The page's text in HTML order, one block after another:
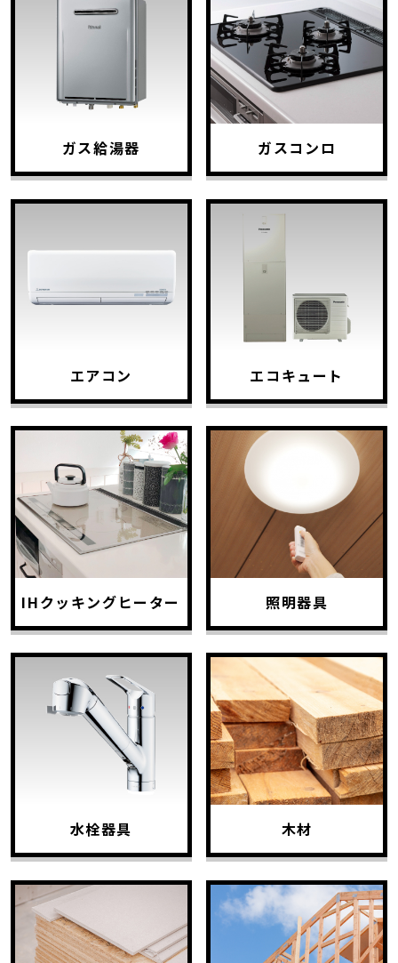
ガス給湯器 ガスコンロ
エアコン エコキュート
IHクッキングヒーター 照明器具
水栓器具 木材